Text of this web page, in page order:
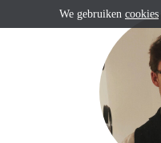
We gebruiken cookies